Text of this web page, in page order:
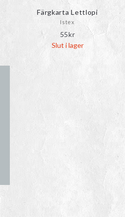
Färgkarta Lettlopi
Istex
55kr
Slut i lager